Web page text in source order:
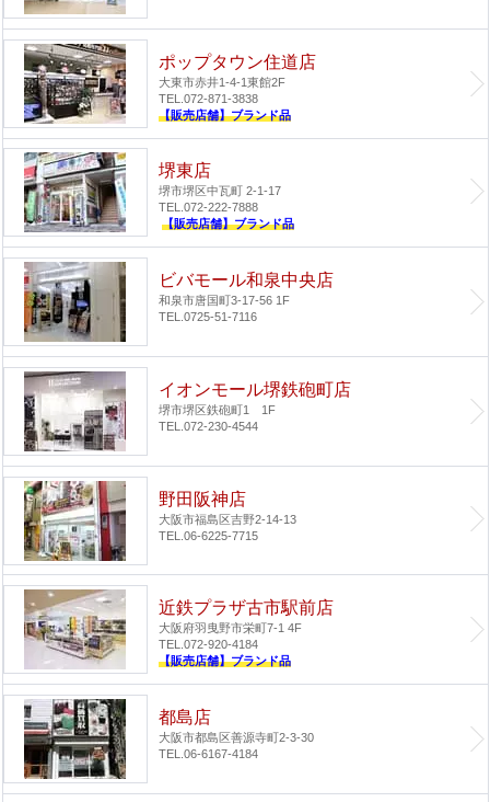
ポップタウン住道店
大東市赤井1-4-1東館2F
TEL.072-871-3838
【販売店舗】ブランド品
堺東店
堺市堺区中瓦町 2-1-17
TEL.072-222-7888
【販売店舗】ブランド品
ビバモール和泉中央店
和泉市唐国町3-17-56 1F
TEL.0725-51-7116
イオンモール堺鉄砲町店
堺市堺区鉄砲町1 1F
TEL.072-230-4544
野田阪神店
大阪市福島区吉野2-14-13
TEL.06-6225-7715
近鉄プラザ古市駅前店
大阪府羽曳野市栄町7-1 4F
TEL.072-920-4184
【販売店舗】ブランド品
都島店
大阪市都島区善源寺町2-3-30
TEL.06-6167-4184